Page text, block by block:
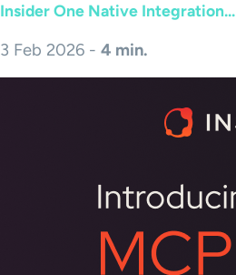
Insider One Native Integration...
3 Feb 2026 - 4 min.